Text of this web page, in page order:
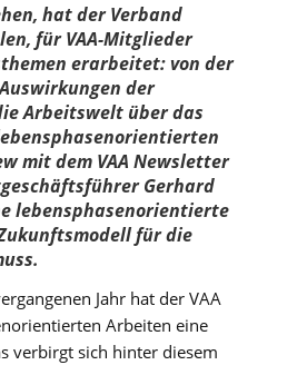
hat der Verband
für VAA-Mitglieder
erarbeitet: von der
der
Arbeitswelt über das
mit dem VAA Newsletter
Gerhard
lebensphasenorientierte
für die
Jahr hat der VAA
Arbeiten eine
verbirgt sich hinter diesem